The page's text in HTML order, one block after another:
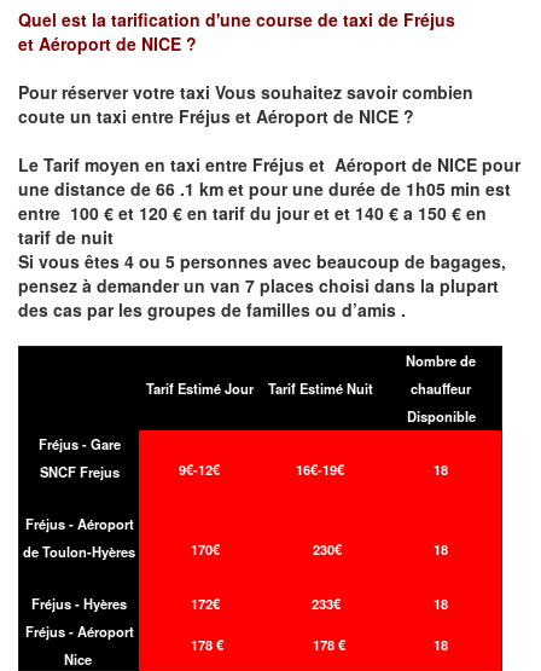
Quel est la tarification d'une course de taxi de Fréjus
et Aéroport de NICE ?
Pour réserver votre taxi Vous souhaitez savoircombien
coute un taxi entre Fréjus et Aéroport de NICE ?
Le Tarif moyen en taxi entre Fréjus et Aéroport de NICE pour
une distance de 66 .1 km et pour une durée de 1h05 min est
entre 100 € et 120 € en tarif du jour et et 140 € a 150 € en
tarif de nuit
Si vous êtes 4 ou 5 personnes avec beaucoup de bagages,
pensez à demander un van 7 places choisi dans la plupart
des cas par les groupes de familles ou d’amis .
Tarif Estimé Jour Tarif Estimé Nuit
Nombre de
chauffeur
Disponible
Fréjus - Gare
SNCF Frejus
9€-12€ 16€-19€ 18
Fréjus - Aéroport
de Toulon-Hyères
170€ 230€ 18
Fréjus - Hyères 172€ 233€
18
Fréjus - Aéroport
Nice
178 € 178 € 18